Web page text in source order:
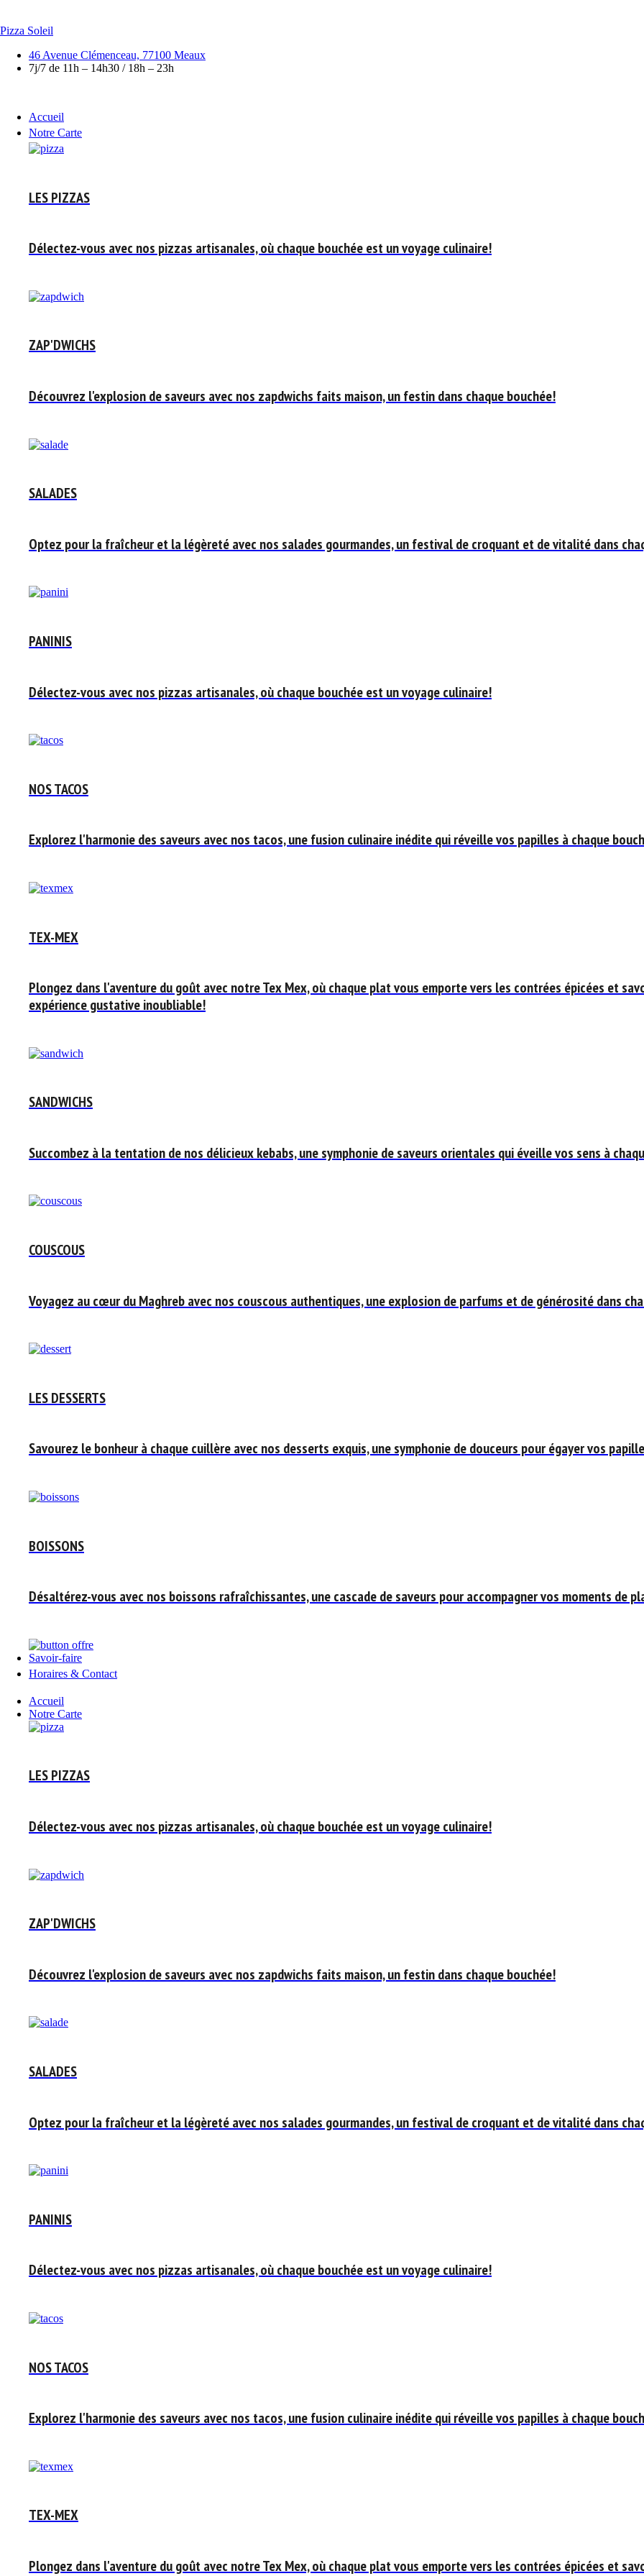
content
Pizza Soleil
46 Avenue Clémenceau, 77100 Meaux
7j/7 de 11h – 14h30 / 18h – 23h
Accueil
Notre Carte
LES PIZZAS
Délectez-vous avec nos pizzas artisanales, où chaque bouchée est un voyage culinaire!
ZAP'DWICHS
Découvrez l'explosion de saveurs avec nos zapdwichs faits maison, un festin dans chaque bouchée!
SALADES
Optez pour la fraîcheur et la légèreté avec nos salades gourmandes, un festival de croquant et de vitalité dans
PANINIS
Délectez-vous avec nos pizzas artisanales, où chaque bouchée est un voyage culinaire!
NOS TACOS
Explorez l'harmonie des saveurs avec nos tacos, une fusion culinaire inédite qui réveille vos papilles à chaque
TEX-MEX
Plongez dans l'aventure du goût avec notre Tex Mex, où chaque plat vous emporte vers les contrées épicées et
expérience gustative inoubliable!
SANDWICHS
Succombez à la tentation de nos délicieux kebabs, une symphonie de saveurs orientales qui éveille vos sens à
COUSCOUS
Voyagez au cœur du Maghreb avec nos couscous authentiques, une explosion de parfums et de générosité dans
LES DESSERTS
Savourez le bonheur à chaque cuillère avec nos desserts exquis, une symphonie de douceurs pour égayer vos
BOISSONS
Désaltérez-vous avec nos boissons rafraîchissantes, une cascade de saveurs pour accompagner vos moments de
Savoir-faire
Horaires & Contact
Accueil
Notre Carte
LES PIZZAS
Délectez-vous avec nos pizzas artisanales, où chaque bouchée est un voyage culinaire!
ZAP'DWICHS
Découvrez l'explosion de saveurs avec nos zapdwichs faits maison, un festin dans chaque bouchée!
SALADES
Optez pour la fraîcheur et la légèreté avec nos salades gourmandes, un festival de croquant et de vitalité dans
PANINIS
Délectez-vous avec nos pizzas artisanales, où chaque bouchée est un voyage culinaire!
NOS TACOS
Explorez l'harmonie des saveurs avec nos tacos, une fusion culinaire inédite qui réveille vos papilles à chaque
TEX-MEX
Plongez dans l'aventure du goût avec notre Tex Mex, où chaque plat vous emporte vers les contrées épicées et